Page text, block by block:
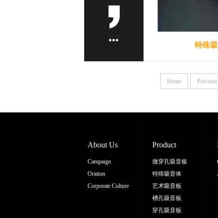
特殊
Home Previous
About Us
Campaign
Oration
Corporate Culture
Product
微穿孔吸音板
特殊吸音体
艺术吸音板
槽孔吸音板
穿孔吸音板